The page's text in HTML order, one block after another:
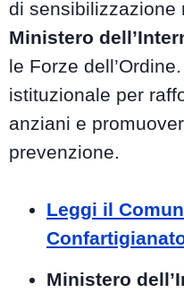
di sensibilizzazione
Ministero
le Forze
istituzionale per
anziani e
prevenzione.
Leggi il
Ministero